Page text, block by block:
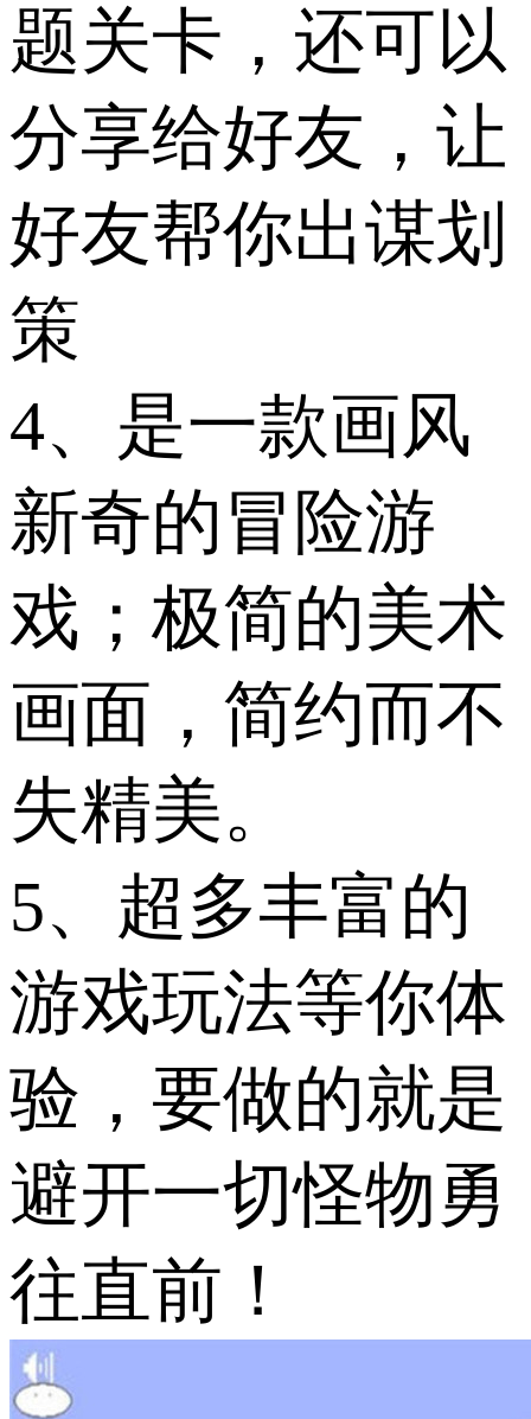
题关卡，还可以
分享给好友，让
好友帮你出谋划
策
4、是一款画风
新奇的冒险游
戏；极简的美术
画面，简约而不
失精美。
5、超多丰富的
游戏玩法等你体
验，要做的就是
避开一切怪物勇
往直前！